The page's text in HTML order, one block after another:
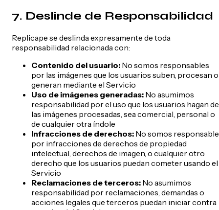
7. Deslinde de Responsabilidad
Replicape se deslinda expresamente de toda
responsabilidad relacionada con:
Contenido del usuario: No somos responsables
por las imágenes que los usuarios suben, procesan o
generan mediante el Servicio
Uso de imágenes generadas: No asumimos
responsabilidad por el uso que los usuarios hagan de
las imágenes procesadas, sea comercial, personal o
de cualquier otra índole
Infracciones de derechos: No somos
por infracciones de derechos de propiedad
intelectual, derechos de imagen, o cualquier otro
derecho que los usuarios puedan cometer usando el
Servicio
Reclamaciones de terceros: No asumimos
responsabilidad por reclamaciones, demandas o
acciones legales que terceros puedan iniciar contra